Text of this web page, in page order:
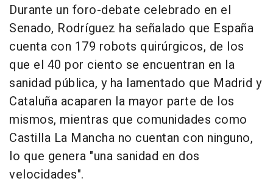
Durante un foro-debate celebrado en el
Senado, Rodríguez ha señalado que España
cuenta con 179 robots quirúrgicos, de los
que el 40 por ciento se encuentran en la
sanidad pública, y ha lamentado que Madrid y
Cataluña acaparen la mayor parte de los
mismos, mientras que comunidades como
Castilla La Mancha no cuentan con ninguno,
lo que genera "una sanidad en dos
velocidades".